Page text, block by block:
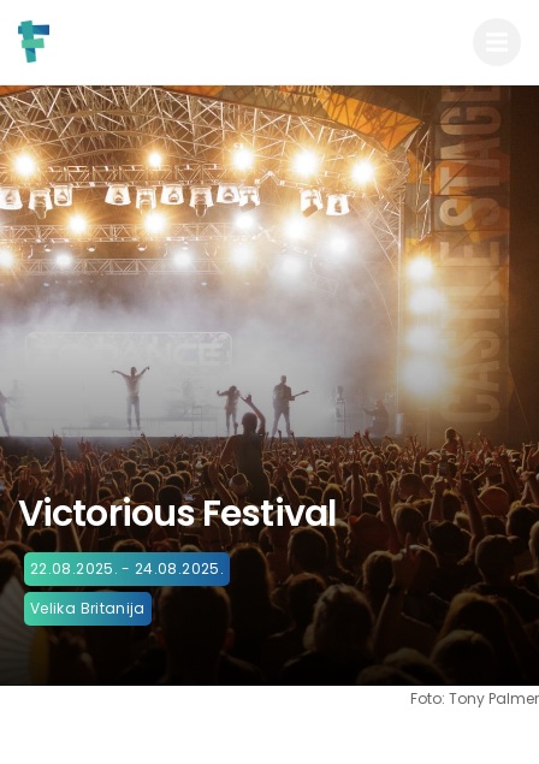
Victorious Festival
22.08.2025. - 24.08.2025.
Velika Britanija
Foto: Tony Palmer